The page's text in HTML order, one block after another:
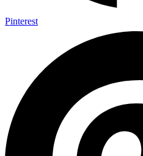
Pinterest